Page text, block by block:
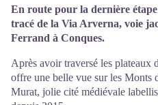
En route pour la dernière
tracé de la Via Arverna, voie
Ferrand à Conques.
Après avoir traversé les plateaux
offre une belle vue sur les Monts
Murat, jolie cité médiévale